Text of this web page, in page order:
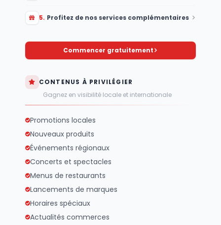
5. Profitez de nos services complémentaires
Commencer gratuitement
CONTENUS À PRIVILÉGIER
Gagnez en visibilité locale et internationale
Promotions locales
Nouveaux produits
Événements régionaux
Concerts et spectacles
Menus de restaurants
Lancements de marques
Horaires spéciaux
Actualités commerces